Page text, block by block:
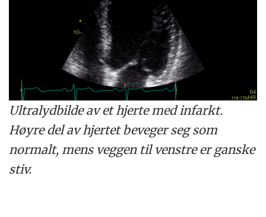
Ultralydbilde av et hjerte med infarkt.
Høyre del av hjertet beveger seg som
normalt, mens veggen til venstre er ganske
stiv.